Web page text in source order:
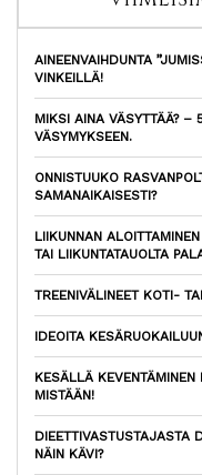
AINEENVAIHDUNTA
VINKEILLÄ!
MIKSI AINA VÄSYTTÄÄ? –
VÄSYMYKSEEN.
ONNISTUUKO
SAMANAIKAISESTI?
LIIKUNNAN
TAI LIIKUNTATAUOLTA
TREENIVÄLINEET KOTI-
IDEOITA
KESÄLLÄ
MISTÄÄN!
DIEETTIVASTUSTAJASTA
NÄIN KÄVI?